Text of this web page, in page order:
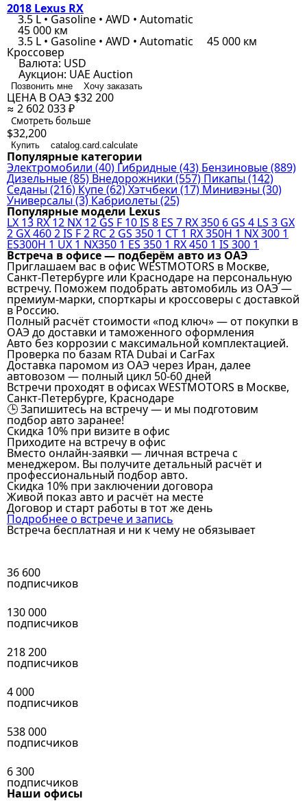
2018 Lexus RX
3.5 L • Gasoline • AWD • Automatic
45 000 км
3.5 L • Gasoline • AWD • Automatic 45 000 км
Кроссовер
Валюта: USD
Аукцион: UAE Auction
Позвонить мне Хочу заказать
ЦЕНА В ОАЭ $32 200
≈ 2 602 033 ₽
Смотреть больше
$32,200
Купить catalog.card.calculate
Популярные категории
Электромобили (40) Гибридные(43) Бензиновые(889)
Дизельные(85) Внедорожники (557) Пикапы(142)
Седаны(216) Купе(62)Хэтчбеки (17) Минивэны(30)
Универсалы(3) Кабриолеты(25)
Популярные модели Lexus
LX 13 RX 12 NX 12 GS F 10IS 8 ES 7 RX 350 6 GS 4 LS 3 GX
2 GX 4602IS F2 RC2 GS 350 1 CT 1 RX 350H 1 NX 300 1
ES300H 1 UX 1 NX350 1 ES 350 1 RX 450 1 IS 300 1
Встреча в офисе — подберём авто из ОАЭ
Приглашаем вас в офис WESTMOTORS в Москве,
Санкт-Петербурге или Краснодаре на персональную
встречу. Поможем подобрать автомобиль из ОАЭ —
премиум-марки, спорткары и кроссоверы с доставкой
в Россию.
Полный расчёт стоимости «под ключ» — от покупки в
ОАЭ до доставки и таможенного оформления
Авто без коррозии с максимальной комплектацией.
Проверка по базам RTA Dubai и CarFax
Доставка паромом из ОАЭ через Иран, далее
автовозом — полный цикл 50-60 дней
Встречи проходят в офисах WESTMOTORS в Москве,
Санкт-Петербурге, Краснодаре
🕒 Запишитесь на встречу — и мы подготовим
подбор авто заранее!
Скидка 10% при визите в офис
Приходите на встречу в офис
Вместо онлайн-заявки — личная встреча с
менеджером. Вы получите детальный расчёт и
профессиональный подбор авто.
Скидка 10% при заключении договора
Живой показ авто и расчёт на месте
Договор и старт работы в тот же день
Подробнее о встрече и запись
Встреча бесплатная и ни к чему не обязывает
36 600
подписчиков
130 000
подписчиков
218 200
подписчиков
4 000
подписчиков
538 000
подписчиков
6 300
подписчиков
Наши офисы